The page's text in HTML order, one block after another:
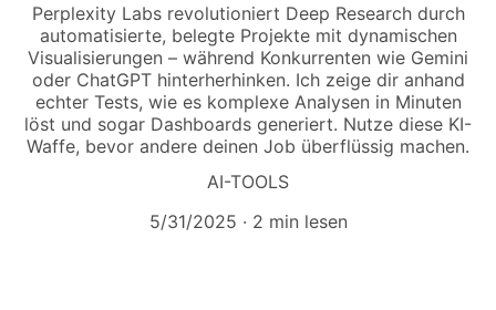
Perplexity Labs revolutioniert Deep Research durch
automatisierte, belegte Projekte mit dynamischen
Visualisierungen – während Konkurrenten wie Gemini
oder ChatGPT hinterherhinken. Ich zeige dir anhand
echter Tests, wie es komplexe Analysen in Minuten
löst und sogar Dashboards generiert. Nutze diese KI-
Waffe, bevor andere deinen Job überflüssig machen.
AI-TOOLS
5/31/2025
2 min lesen